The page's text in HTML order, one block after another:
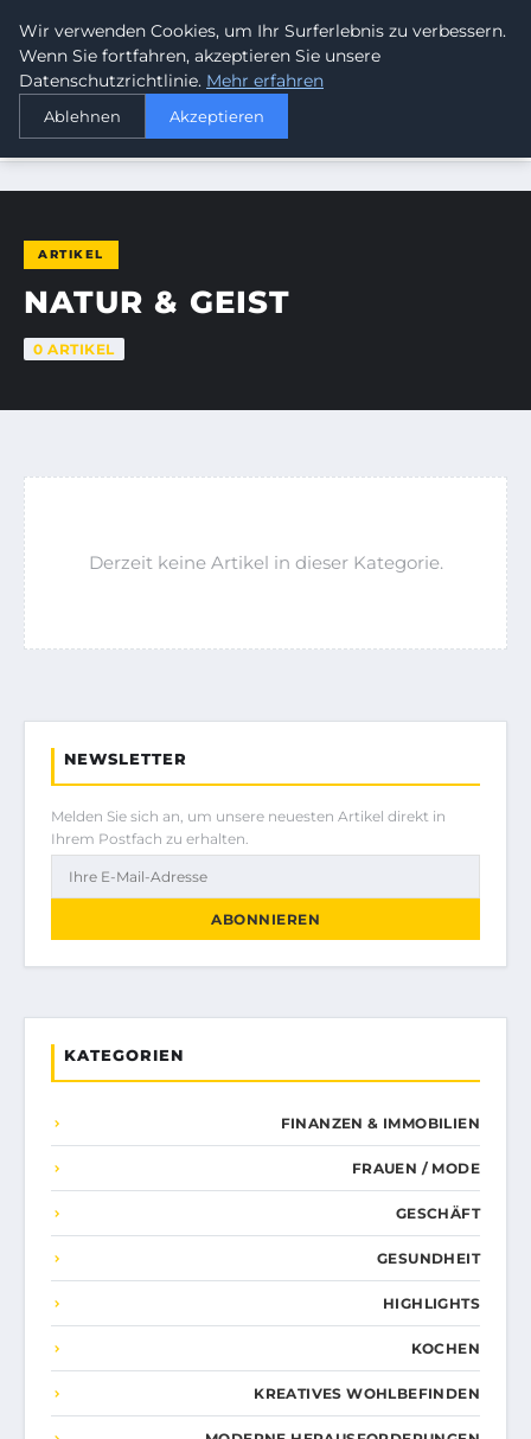
SUMMERBLAST FESTIVAL
STARTSEITE NATUR & GEIST
ARTIKEL
NATUR & GEIST
0 ARTIKEL
Derzeit keine Artikel in dieser Kategorie.
NEWSLETTER
Melden Sie sich an, um unsere neuesten Artikel direkt in
Ihrem Postfach zu erhalten.
ABONNIEREN
KATEGORIEN
FINANZEN & IMMOBILIEN
FRAUEN / MODE
GESCHÄFT
GESUNDHEIT
HIGHLIGHTS
KOCHEN
KREATIVES WOHLBEFINDEN
Wir verwenden Cookies, um Ihr Surferlebnis zu verbessern.
Wenn Sie fortfahren, akzeptieren Sie unsere
Datenschutzrichtlinie. Mehr erfahren
Ablehnen Akzeptieren